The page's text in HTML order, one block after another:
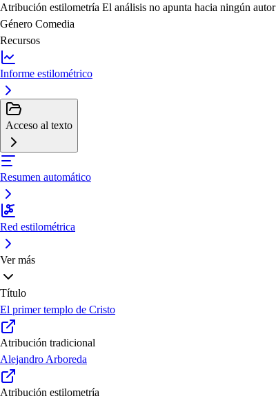
Atribución estilometría El análisis no apunta hacia ningún autor
Género Comedia
Recursos
Informe estilométrico
Acceso al texto
Resumen automático
Red estilométrica
Ver más
Título
El primer templo de Cristo
Atribución tradicional
Alejandro Arboreda
Atribución estilometría